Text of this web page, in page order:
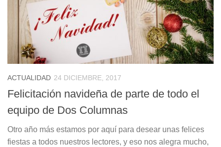
ACTUALIDAD 24 DICIEMBRE, 2017
Felicitación navideña de parte de todo el
equipo de Dos Columnas
Otro año más estamos por aquí para desear unas felices
fiestas a todos nuestros lectores, y eso nos alegra mucho,